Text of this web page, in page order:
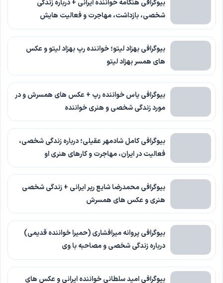
بیوگرافی هنگامه خواننده ایرانی + درباره زندگی
شخصی، بازداشت، مهاجرت و فعالیت هایش
بیوگرافی بهزاد لیتو؛ خواننده رپ بهزاد لیتو و عکس
های همسر بهزاد لیتو
بیوگرافی یاس خواننده رپ + عکس های همسرش و در
مورد زندگی شخصی و هنری خواننده
بیوگرافی کامل شادمهر عقیلی؛ درباره زندگی شخصی،
فعالیت در ایران، مهاجرت و کارهای هنری او
بیوگرافی محمدرضا شایع رپر ایرانی + زندگی شخصی
هنری و عکس های همسرش
بیوگرافی پروانه میرافشاری (حمیرا خواننده قدیمی)
درباره زندگی شخصی و مصاحبه با وی
بیوگرافی امید سلطانی خواننده ایرانی و عکس های